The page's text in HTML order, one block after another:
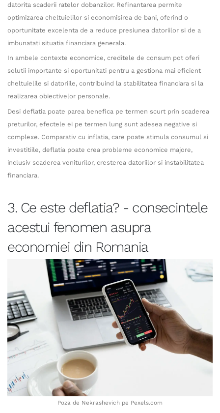
datorita scaderii ratelor dobanzilor. Refinantarea permite
optimizarea cheltuielilor si economisirea de bani, oferind o
oportunitate excelenta de a reduce presiunea datoriilor si de a
imbunatati situatia financiara generala.
In ambele contexte economice, creditele de consum pot oferi
solutii importante si oportunitati pentru a gestiona mai eficient
cheltuielile si datoriile, contribuind la stabilitatea financiara si la
realizarea obiectivelor personale.
Desi deflatia poate parea benefica pe termen scurt prin scaderea
preturilor, efectele ei pe termen lung sunt adesea negative si
complexe. Comparativ cu inflatia, care poate stimula consumul si
investitiile, deflatia poate crea probleme economice majore,
inclusiv scaderea veniturilor, cresterea datoriilor si instabilitatea
financiara.
3. Ce este deflatia? - consecintele
acestui fenomen asupra
economiei din Romania
Poza de Nekrashevich pe Pexels.com